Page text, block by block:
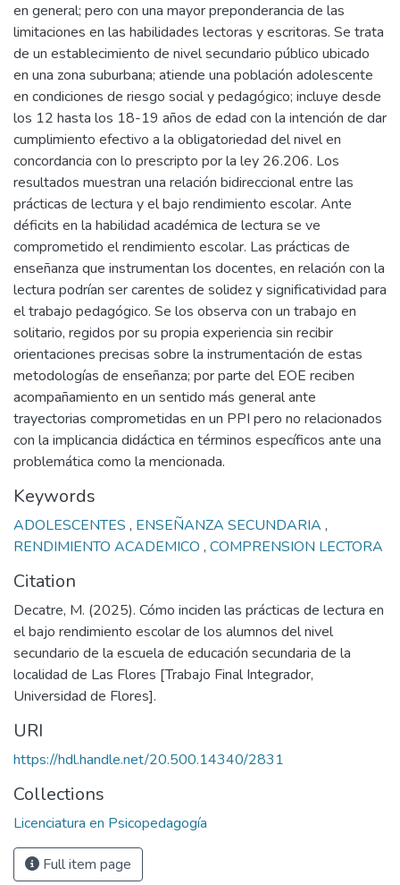
en general; pero con una mayor preponderancia de las
limitaciones en las habilidades lectoras y escritoras. Se trata
de un establecimiento de nivel secundario público ubicado
en una zona suburbana; atiende una población adolescente
en condiciones de riesgo social y pedagógico; incluye desde
los 12 hasta los 18-19 años de edad con la intención de dar
cumplimiento efectivo a la obligatoriedad del nivel en
concordancia con lo prescripto por la ley 26.206. Los
resultados muestran una relación bidireccional entre las
prácticas de lectura y el bajo rendimiento escolar. Ante
déficits en la habilidad académica de lectura se ve
comprometido el rendimiento escolar. Las prácticas de
enseñanza que instrumentan los docentes, en relación con la
lectura podrían ser carentes de solidez y significatividad para
el trabajo pedagógico. Se los observa con un trabajo en
solitario, regidos por su propia experiencia sin recibir
orientaciones precisas sobre la instrumentación de estas
metodologías de enseñanza; por parte del EOE reciben
acompañamiento en un sentido más general ante
trayectorias comprometidas en un PPI pero no relacionados
con la implicancia didáctica en términos específicos ante una
problemática como la mencionada.
Keywords
ADOLESCENTES , ENSEÑANZA SECUNDARIA ,
RENDIMIENTO ACADEMICO , COMPRENSION LECTORA
Citation
Decatre, M. (2025). Cómo inciden las prácticas de lectura en
el bajo rendimiento escolar de los alumnos del nivel
secundario de la escuela de educación secundaria de la
localidad de Las Flores [Trabajo Final Integrador,
Universidad de Flores].
URI
https://hdl.handle.net/20.500.14340/2831
Collections
Licenciatura en Psicopedagogía
Full item page